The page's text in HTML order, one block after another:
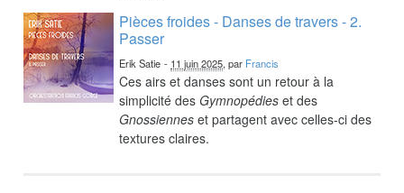
Pièces froides - Danses de travers - 2.
Passer
Erik Satie - 11 juin 2025, par Francis
Ces airs et danses sont un retour à la
simplicité desGymnopédies et des
Gnossiennes et partagent avec celles-ci des
textures claires.